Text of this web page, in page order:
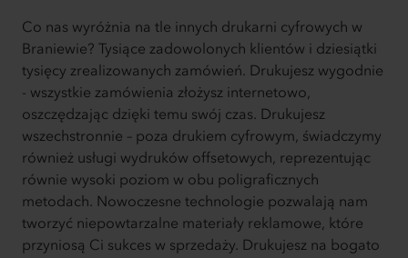
Co nas wyróżnia na tle innych drukarni cyfrowych w
Braniewie? Tysiące zadowolonych klientów i dziesiątki
tysięcy zrealizowanych zamówień. Drukujesz wygodnie
- wszystkie zamówienia złożysz internetowo,
oszczędzając dzięki temu swój czas. Drukujesz
wszechstronnie – poza drukiem cyfrowym, świadczymy
również usługi wydruków offsetowych, reprezentując
równie wysoki poziom w obu poligraficznych
metodach. Nowoczesne technologie pozwalają nam
tworzyć niepowtarzalne materiały reklamowe, które
przyniosą Ci sukces w sprzedaży. Drukujesz na bogato